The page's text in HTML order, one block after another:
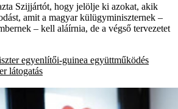
Szijjártót, hogy jelölje ki azokat, akik
amit a magyar külügyminiszternek –
– kell aláírnia, de a végső tervezetet
egyenlítői-guinea együttműködés
látogatás